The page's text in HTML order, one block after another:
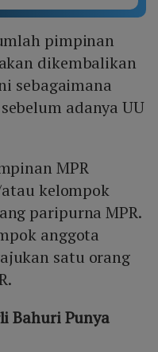
pimpinan
dikembalikan
sebagaimana
adanya UU
MPR
kelompok
paripurna MPR.
anggota
satu orang
Bahuri Punya